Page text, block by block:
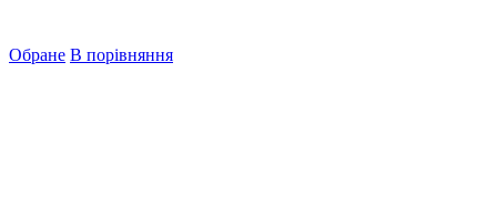
Обране В порівняння